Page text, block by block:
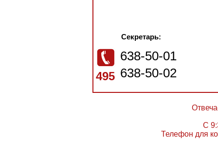
Секретарь:
495
638-50-01
638-50-02
С
Телефон для